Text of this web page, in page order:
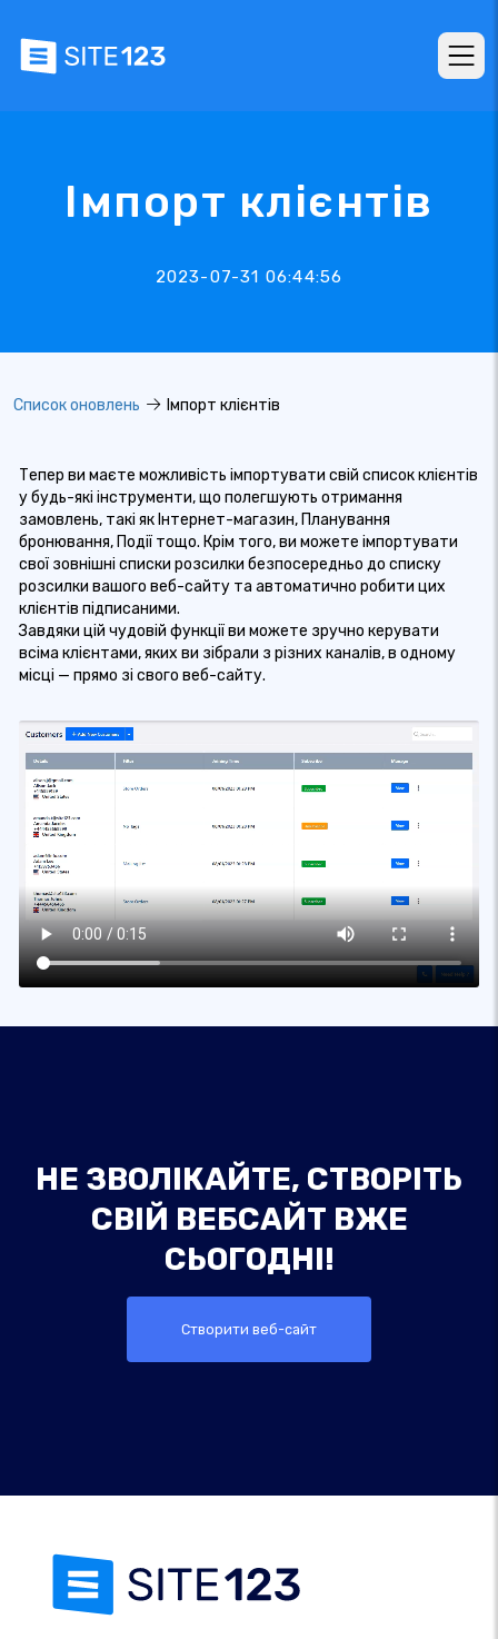
Імпорт клієнтів
2023-07-31 06:44:56
Список оновлень Імпорт клієнтів
Тепер ви маєте можливість імпортувати свій список клієнтів
у будь-які інструменти, що полегшують отримання
замовлень, такі як Інтернет-магазин, Планування
бронювання, Події тощо. Крім того, ви можете імпортувати
свої зовнішні списки розсилки безпосередньо до списку
розсилки вашого веб-сайту та автоматично робити цих
клієнтів підписаними.
Завдяки цій чудовій функції ви можете зручно керувати
всіма клієнтами, яких ви зібрали з різних каналів, в одному
місці — прямо зі свого веб-сайту.
НЕ ЗВОЛІКАЙТЕ, СТВОРІТЬ
СВІЙ ВЕБСАЙТ ВЖЕ
СЬОГОДНІ!
Створити веб-сайт